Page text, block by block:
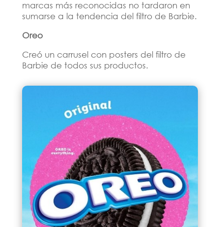
marcas más reconocidas no tardaron en
sumarse a la tendencia del filtro de Barbie.
Oreo
Creó un carrusel con posters del filtro de
Barbie de todos sus productos.